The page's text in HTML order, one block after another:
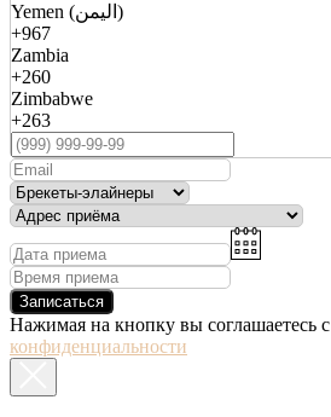
Yemen (اليمن)
+967
Zambia
+260
Zimbabwe
+263
Записаться
Нажимая на кнопку вы соглашаетесь с
конфиденциальности